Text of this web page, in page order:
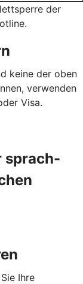
der
keine der oben
verwenden
Visa.
sprach-
Ihre